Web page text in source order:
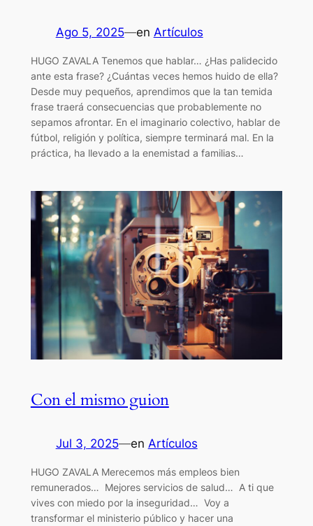
Ago 5, 2025—en Artículos
HUGO ZAVALA Tenemos que hablar… ¿Has palidecido
ante esta frase? ¿Cuántas veces hemos huido de ella?
Desde muy pequeños, aprendimos que la tan temida
frase traerá consecuencias que probablemente no
sepamos afrontar. En el imaginario colectivo, hablar de
fútbol, religión y política, siempre terminará mal. En la
práctica, ha llevado a la enemistad a familias…
Con el mismo guion
Jul 3, 2025—en Artículos
HUGO ZAVALA Merecemos más empleos bien
remunerados… Mejores servicios de salud… A ti que
vives con miedo por la inseguridad… Voy a
transformar el ministerio público y hacer una